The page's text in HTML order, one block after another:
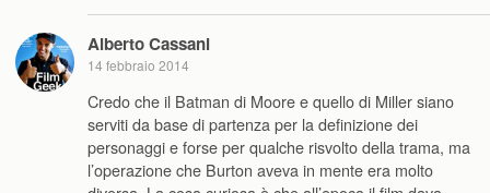
Alberto Cassani
14 febbraio 2014
Credo che il Batman di Moore e quello di Miller siano
serviti da base di partenza per la definizione dei
personaggi e forse per qualche risvolto della trama, ma
l’operazione che Burton aveva in mente era molto